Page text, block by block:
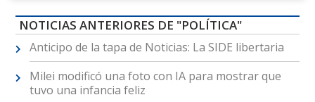
NOTICIAS ANTERIORES DE "POLÍTICA"
Anticipo de la tapa de Noticias: La SIDE libertaria
Milei modificó una foto con IA para mostrar que
tuvo una infancia feliz